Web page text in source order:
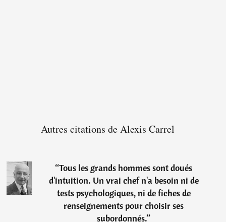
Autres citations de Alexis Carrel
“Tous les grands hommes sont doués
d'intuition. Un vrai chef n'a besoin ni de
tests psychologiques, ni de fiches de
renseignements pour choisir ses
subordonnés.”